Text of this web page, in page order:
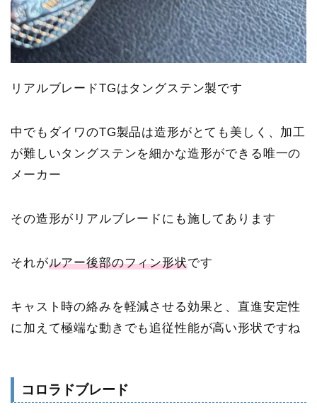
リアルブレードTGはタングステン製です
中でもダイワのTG製品は造形がとても美しく、加工
が難しいタングステンを細かな造形ができる唯一の
メーカー
その造形がリアルブレードにも施してあります
それがルアー後部のフィン形状です
キャスト時の絡みを軽減させる効果と、直進安定性
に加えて極端な動きでも追従性能が高い形状ですね
コロラドブレード